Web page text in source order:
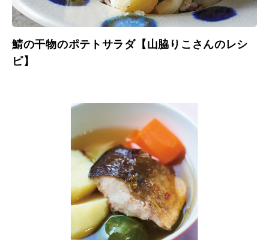
鯖の干物のポテトサラダ【山脇りこさんのレシ
ピ】